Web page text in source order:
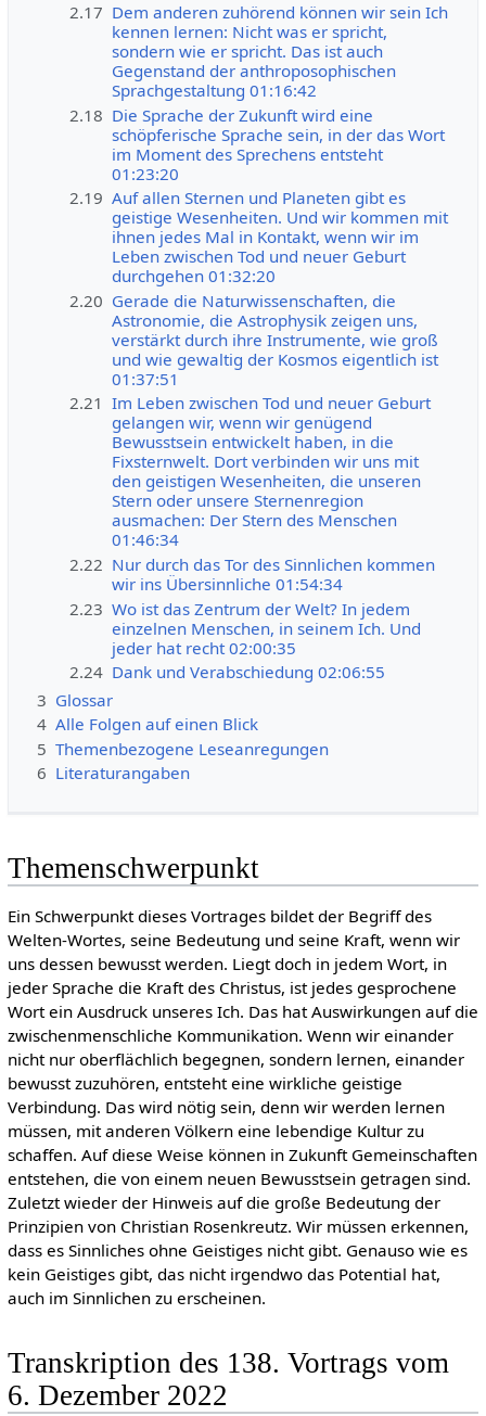
2.17 Dem anderen zuhörend können wir sein Ich
kennen lernen: Nicht was er spricht,
sondern wie er spricht. Das ist auch
Gegenstand der anthroposophischen
Sprachgestaltung 01:16:42
2.18 Die Sprache der Zukunft wird eine
schöpferische Sprache sein, in der das Wort
im Moment des Sprechens entsteht
01:23:20
2.19 Auf allen Sternen und Planeten gibt es
geistige Wesenheiten. Und wir kommen mit
ihnen jedes Mal in Kontakt, wenn wir im
Leben zwischen Tod und neuer Geburt
durchgehen 01:32:20
2.20 Gerade die Naturwissenschaften, die
Astronomie, die Astrophysik zeigen uns,
verstärkt durch ihre Instrumente, wie groß
und wie gewaltig der Kosmos eigentlich ist
01:37:51
2.21 Im Leben zwischen Tod und neuer Geburt
gelangen wir, wenn wir genügend
Bewusstsein entwickelt haben, in die
Fixsternwelt. Dort verbinden wir uns mit
den geistigen Wesenheiten, die unseren
Stern oder unsere Sternenregion
ausmachen: Der Stern des Menschen
01:46:34
2.22 Nur durch das Tor des Sinnlichen kommen
wir ins Übersinnliche 01:54:34
2.23 Wo ist das Zentrum der Welt? In jedem
einzelnen Menschen, in seinem Ich. Und
jeder hat recht 02:00:35
2.24 Dank und Verabschiedung 02:06:55
3 Glossar
4 Alle Folgen auf einen Blick
5 Themenbezogene Leseanregungen
6 Literaturangaben
Themenschwerpunkt
Ein Schwerpunkt dieses Vortrages bildet der Begriff des
Welten-Wortes, seine Bedeutung und seine Kraft, wenn wir
uns dessen bewusst werden. Liegt doch in jedem Wort, in
jeder Sprache die Kraft des Christus, ist jedes gesprochene
Wort ein Ausdruck unseres Ich. Das hat Auswirkungen auf die
zwischenmenschliche Kommunikation. Wenn wir einander
nicht nur oberflächlich begegnen, sondern lernen, einander
bewusst zuzuhören, entsteht eine wirkliche geistige
Verbindung. Das wird nötig sein, denn wir werden lernen
müssen, mit anderen Völkern eine lebendige Kultur zu
schaffen. Auf diese Weise können in Zukunft Gemeinschaften
entstehen, die von einem neuen Bewusstsein getragen sind.
Zuletzt wieder der Hinweis auf die große Bedeutung der
Prinzipien von Christian Rosenkreutz. Wir müssen erkennen,
dass es Sinnliches ohne Geistiges nicht gibt. Genauso wie es
kein Geistiges gibt, das nicht irgendwo das Potential hat,
auch im Sinnlichen zu erscheinen.
Transkription des 138. Vortrags vom
6. Dezember 2022